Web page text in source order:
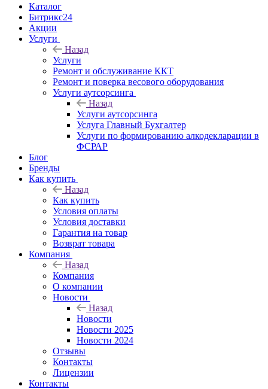
Каталог
Битрикс24
Акции
Услуги
Назад
Услуги
Ремонт и обслуживание ККТ
Ремонт и поверка весового оборудования
Услуги аутсорсинга
Назад
Услуги аутсорсинга
Услуга Главный Бухгалтер
Услуги по формированию алкодекларации в
ФСРАР
Блог
Бренды
Как купить
Назад
Как купить
Условия оплаты
Условия доставки
Гарантия на товар
Возврат товара
Компания
Назад
Компания
О компании
Новости
Назад
Новости
Новости 2025
Новости 2024
Отзывы
Контакты
Лицензии
Контакты